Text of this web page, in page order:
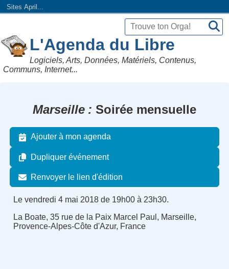
Sites April...
L'Agenda du Libre
Logiciels, Arts, Données, Matériels, Contenus,
Communs, Internet...
Marseille Soirée mensuelle
Ajouter à mon agenda
Dupliquer événement
Renvoyer le lien d'édition
Le vendredi 4 mai 2018 de 19h00 à 23h30.
La Boate, 35 rue de la Paix Marcel Paul, Marseille,
Provence-Alpes-Côte d'Azur, France